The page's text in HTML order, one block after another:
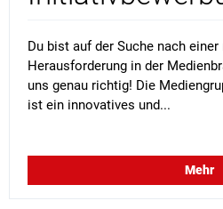
Du bist auf der Suche nach
Herausforderung in der
uns genau richtig! Die
ist ein innovatives und...
Mehr